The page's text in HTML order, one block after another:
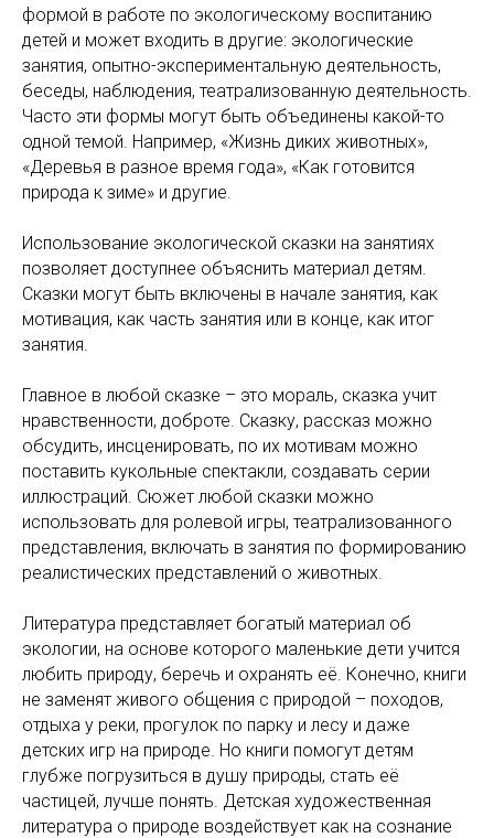
формой в работе по экологическому воспитанию
детей и может входить в другие: экологические
занятия, опытно-экспериментальную деятельность,
беседы, наблюдения, театрализованную деятельность.
Часто эти формы могут быть объединены какой-то
одной темой. Например, «Жизнь диких животных»,
«Деревья в разное время года», «Как готовится
природа к зиме» и другие.
Использование экологической сказки на занятиях
позволяет доступнее объяснить материал детям.
Сказки могут быть включены в начале занятия, как
мотивация, как часть занятия или в конце, как итог
занятия.
Главное в любой сказке – это мораль, сказка учит
нравственности, доброте. Сказку, рассказ можно
обсудить, инсценировать, по их мотивам можно
поставить кукольные спектакли, создавать серии
иллюстраций. Сюжет любой сказки можно
использовать для ролевой игры, театрализованного
представления, включать в занятия по формированию
реалистических представлений о животных.
Литература представляет богатый материал об
экологии, на основе которого маленькие дети учится
любить природу, беречь и охранять её. Конечно, книги
не заменят живого общения с природой – походов,
отдыха у реки, прогулок по парку и лесу и даже
детских игр на природе. Но книги помогут детям
глубже погрузиться в душу природы, стать её
частицей, лучше понять. Детская художественная
литература о природе воздействует как на сознание